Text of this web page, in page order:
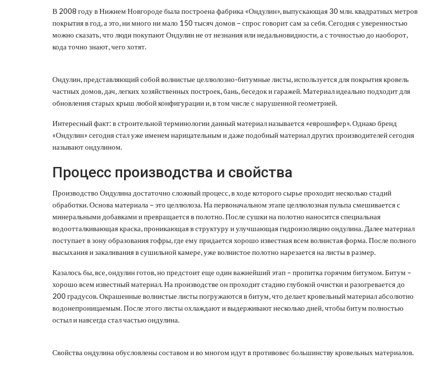
В 2008 году в Нижнем Новгороде была построена фабрика «Ондулин», выпускающая 30 млн. квадратных метров
покрытия в год, а это, ни много ни мало 150 тысяч домов – спрос говорит сам за себя. Сегодня с уверенностью
можно сказать, что люди покупают Ондулин не от незнания или недальновидности, а с точностью до наоборот,
кода точно знают, чего хотят.
Ондулин, представляющий собой волнистые целлюлозно-битумные листы, используется для покрытия кровель
частных домов, дач, легких хозяйственных построек, бань, беседок и гаражей. Материал идеально подходит для
обновления старых крыш любой конфигурации и, в том числе с нарушенной геометрией.
Интересный факт: в строительной терминологии данный материал называется «еврошифер». Однако бренд
«Ондулин» сегодня стал уже именем нарицательным и даже подобный материал других производителей сегодня
называют ондулином.
Процесс производства и свойства
Производство Ондулина достаточно сложный процесс, в ходе которого сырье проходит несколько стадий
обработки. Основа материала – это целлюлоза. На первоначальном этапе целлюлозная пульпа смешивается с
минеральными добавками и превращается в полотно. После сушки на полотно наносится специальная
водоотталкивающая краска, проникающая в структуру и улучшающая гидроизоляцию ондулина. Далее материал
поступает в зону образования гофры, где ему придается хорошо известная всем волнистая форма. После полного
высыхания и закаливания в сушильной камере, уже волнистое полотно нарезается на листы в размер.
Казалось бы, все, ондулин готов, но предстоит еще один важнейший этап – пропитка горячим битумом. Битум –
хорошо всем известный материал. На производстве он проходит стадию глубокой очистки и разогревается до
200 градусов. Окрашенные волнистые листы погружаются в битум, что делает кровельный материал абсолютно
водонепроницаемым. После этого листы охлаждают и выдерживают несколько дней, чтобы битум полностью
остыл и навсегда стал частью ондулина.
Свойства ондулина обусловлены составом и во многом идут в противовес большинству кровельных материалов.